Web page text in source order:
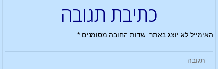
כתיבת תגובה
האימייל לא יוצג באתר. שדות החובה מסומנים*